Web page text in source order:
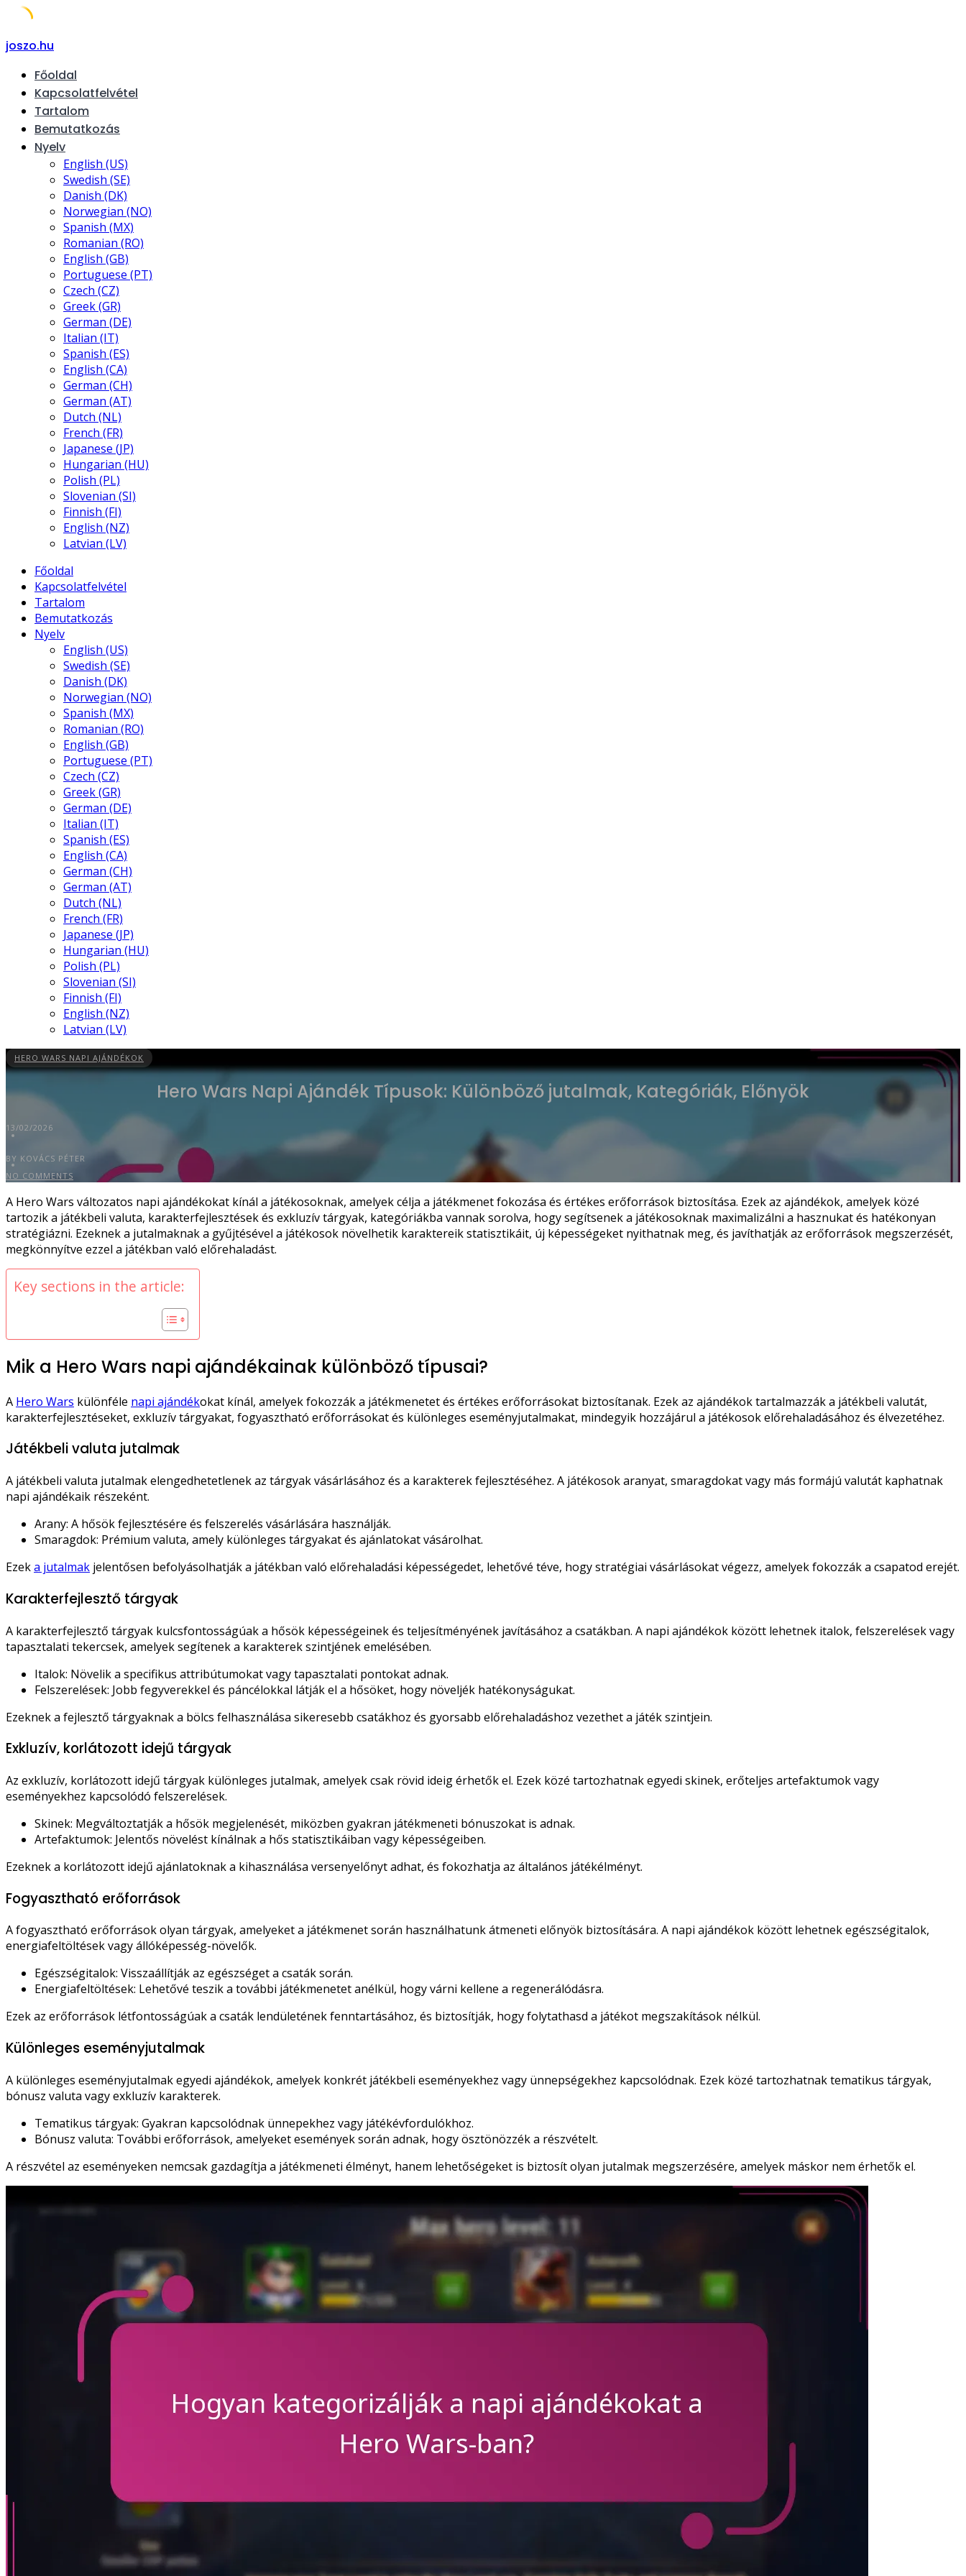
Skip
content
joszo.hu
Főoldal
Kapcsolatfelvétel
Tartalom
Bemutatkozás
Nyelv
English (US)
Swedish (SE)
Danish (DK)
Norwegian (NO)
Spanish (MX)
Romanian (RO)
English (GB)
Portuguese (PT)
Czech (CZ)
Greek (GR)
German (DE)
Italian (IT)
Spanish (ES)
English (CA)
German (CH)
German (AT)
Dutch (NL)
French (FR)
Japanese (JP)
Hungarian (HU)
Polish (PL)
Slovenian (SI)
Finnish (FI)
English (NZ)
Latvian (LV)
Főoldal
Kapcsolatfelvétel
Tartalom
Bemutatkozás
Nyelv
English (US)
Swedish (SE)
Danish (DK)
Norwegian (NO)
Spanish (MX)
Romanian (RO)
English (GB)
Portuguese (PT)
Czech (CZ)
Greek (GR)
German (DE)
Italian (IT)
Spanish (ES)
English (CA)
German (CH)
German (AT)
Dutch (NL)
French (FR)
Japanese (JP)
Hungarian (HU)
Polish (PL)
Slovenian (SI)
Finnish (FI)
English (NZ)
Latvian (LV)
HERO WARS NAPI AJÁNDÉKOK
Hero Wars Napi Ajándék Típusok: Különböző jutalmak, Kategóriák, Előnyök
13/02/2026
BY KOVÁCS PÉTER
NO COMMENTS
A Hero Wars változatos napi ajándékokat kínál a játékosoknak, amelyek célja a játékmenet fokozása és értékes erőforrások biztosítása. Ezek az ajándékok, amelyek közé
tartozik a játékbeli valuta, karakterfejlesztések és exkluzív tárgyak, kategóriákba vannak sorolva, hogy segítsenek a játékosoknak maximalizálni a hasznukat és hatékonyan
stratégiázni. Ezeknek a jutalmaknak a gyűjtésével a játékosok növelhetik karaktereik statisztikáit, új képességeket nyithatnak meg, és javíthatják az erőforrások megszerzését,
megkönnyítve ezzel a játékban való előrehaladást.
Key sections in the article:
Mik a Hero Wars napi ajándékainak különböző típusai?
A Hero Wars különféle napi ajándékokat kínál, amelyek fokozzák a játékmenetet és értékes erőforrásokat biztosítanak. Ezek az ajándékok tartalmazzák a játékbeli valutát,
karakterfejlesztéseket, exkluzív tárgyakat, fogyasztható erőforrásokat és különleges eseményjutalmakat, mindegyik hozzájárul a játékosok előrehaladásához és élvezetéhez.
Játékbeli valuta jutalmak
A játékbeli valuta jutalmak elengedhetetlenek az tárgyak vásárlásához és a karakterek fejlesztéséhez. A játékosok aranyat, smaragdokat vagy más formájú valutát kaphatnak
napi ajándékaik részeként.
Arany: A hősök fejlesztésére és felszerelés vásárlására használják.
Smaragdok: Prémium valuta, amely különleges tárgyakat és ajánlatokat vásárolhat.
Ezeka jutalmak jelentősen befolyásolhatják a játékban való előrehaladási képességedet, lehetővé téve, hogy stratégiai vásárlásokat végezz, amelyek fokozzák a csapatod erejét.
Karakterfejlesztő tárgyak
A karakterfejlesztő tárgyak kulcsfontosságúak a hősök képességeinek és teljesítményének javításához a csatákban. A napi ajándékok között lehetnek italok, felszerelések vagy
tapasztalati tekercsek, amelyek segítenek a karakterek szintjének emelésében.
Italok: Növelik a specifikus attribútumokat vagy tapasztalati pontokat adnak.
Felszerelések: Jobb fegyverekkel és páncélokkal látják el a hősöket, hogy növeljék hatékonyságukat.
Ezeknek a fejlesztő tárgyaknak a bölcs felhasználása sikeresebb csatákhoz és gyorsabb előrehaladáshoz vezethet a játék szintjein.
Exkluzív, korlátozott idejű tárgyak
Az exkluzív, korlátozott idejű tárgyak különleges jutalmak, amelyek csak rövid ideig érhetők el. Ezek közé tartozhatnak egyedi skinek, erőteljes artefaktumok vagy
eseményekhez kapcsolódó felszerelések.
Skinek: Megváltoztatják a hősök megjelenését, miközben gyakran játékmeneti bónuszokat is adnak.
Artefaktumok: Jelentős növelést kínálnak a hős statisztikáiban vagy képességeiben.
Ezeknek a korlátozott idejű ajánlatoknak a kihasználása versenyelőnyt adhat, és fokozhatja az általános játékélményt.
Fogyasztható erőforrások
A fogyasztható erőforrások olyan tárgyak, amelyeket a játékmenet során használhatunk átmeneti előnyök biztosítására. A napi ajándékok között lehetnek egészségitalok,
energiafeltöltések vagy állóképesség-növelők.
Egészségitalok: Visszaállítják az egészséget a csaták során.
Energiafeltöltések: Lehetővé teszik a további játékmenetet anélkül, hogy várni kellene a regenerálódásra.
Ezek az erőforrások létfontosságúak a csaták lendületének fenntartásához, és biztosítják, hogy folytathasd a játékot megszakítások nélkül.
Különleges eseményjutalmak
A különleges eseményjutalmak egyedi ajándékok, amelyek konkrét játékbeli eseményekhez vagy ünnepségekhez kapcsolódnak. Ezek közé tartozhatnak tematikus tárgyak,
bónusz valuta vagy exkluzív karakterek.
Tematikus tárgyak: Gyakran kapcsolódnak ünnepekhez vagy játékévfordulókhoz.
Bónusz valuta: További erőforrások, amelyeket események során adnak, hogy ösztönözzék a részvételt.
A részvétel az eseményeken nemcsak gazdagítja a játékmeneti élményt, hanem lehetőségeket is biztosít olyan jutalmak megszerzésére, amelyek máskor nem érhetők el.